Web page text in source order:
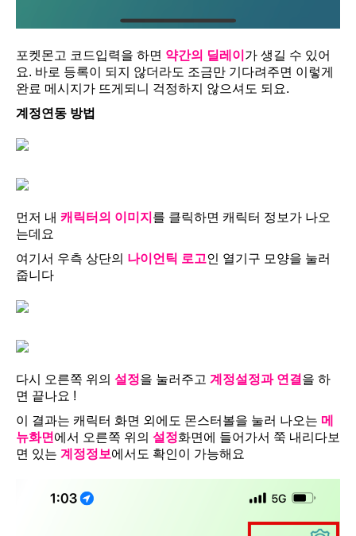
포켓몬고 코드입력을 하면 약간의 딜레이 가 생길 수 있어
요. 바로 등록이 되지 않더라도 조금만 기다려주면 이렇게
완료 메시지가 뜨게되니 걱정하지 않으셔도 되요.
계정연동 방법
먼저 내 캐릭터의 이미지 를 클릭하면 캐릭터 정보가 나오
는데요
여기서 우측 상단의 나이언틱 로고인 열기구 모양을 눌러
줍니다
다시 오른쪽 위의 설정을 눌러주고 계정설정과 연결 을 하
면 끝나요 !
이 결과는 캐릭터 화면 외에도 몬스터볼을 눌러 나오는 메
뉴화면 에서 오른쪽 위의 설정화면에 들어가서 쭉 내리다보
면 있는 계정정보에서도 확인이 가능해요